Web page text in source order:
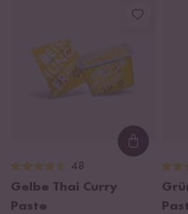
48
Gelbe Thai Curry
Paste